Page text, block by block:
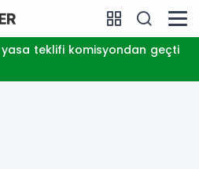
yasa teklifi komisyondan geçti